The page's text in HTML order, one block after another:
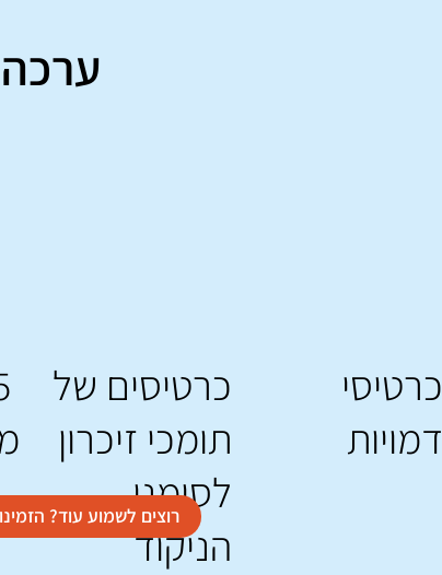
כרטיסי
דמויות
כרטיסים של
תומכי זיכרון
לסימני
הניקוד
רוצים לשמוע עוד?